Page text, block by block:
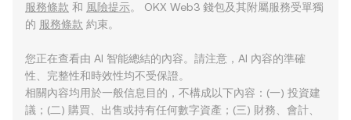
服務條款 和 風險提示。 OKX Web3 錢包及其附屬服務受單獨
的 服務條款 約束。
您正在查看由 AI 智能總結的內容。請注意，AI 內容的準確
性、完整性和時效性均不受保證。
相關內容均用於一般信息目的，不構成以下內容：(一) 投資建
議；(二) 購買、出售或持有任何數字資產；(三) 財務、會計、